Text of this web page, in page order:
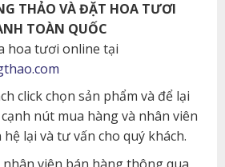
THẢO VÀ ĐẶT HOA TƯƠI
TOÀN QUỐC
hoa tươi online tại
click chọn sản phẩm và để lại
nút mua hàng và nhân viên
lại và tư vấn cho quý khách.